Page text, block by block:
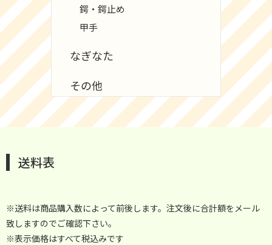
鍔・鍔止め
甲手
なぎなた
その他
送料表
※送料は商品購入数によって前後します。注文後に合計額をメール
致しますのでご確認下さい。
※表示価格はすべて税込みです